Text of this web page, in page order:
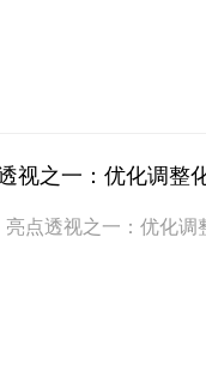
视之一：优化调整
点透视之一：优化调